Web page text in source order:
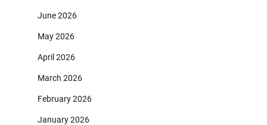
June 2026
May 2026
April 2026
March 2026
February 2026
January 2026